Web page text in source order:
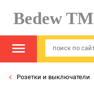
Bedew TM
Розетки и выключатели